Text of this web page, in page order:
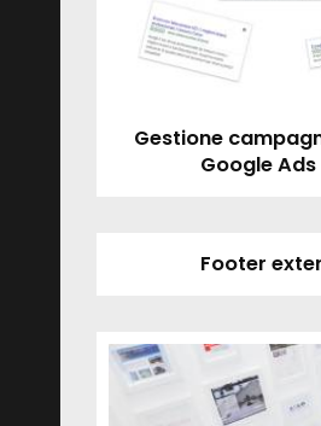
Gestione
Google
Footer